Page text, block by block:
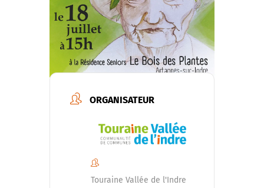
ORGANISATEUR
Touraine Vallée de l'Indre